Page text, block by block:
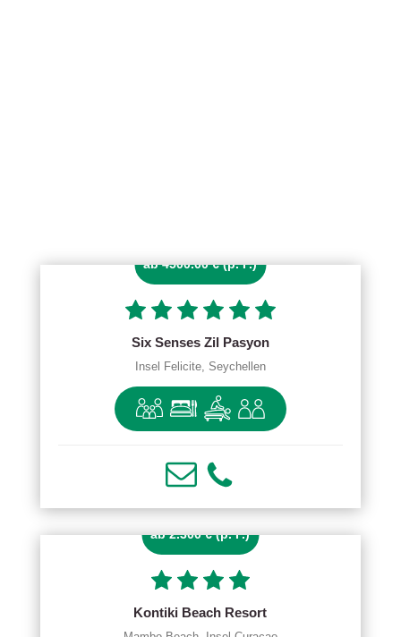
ab 4500.00 € (p. P.)
Six Senses Zil Pasyon
Insel Felicite, Seychellen
ab 2.300 € (p. P.)
Kontiki Beach Resort